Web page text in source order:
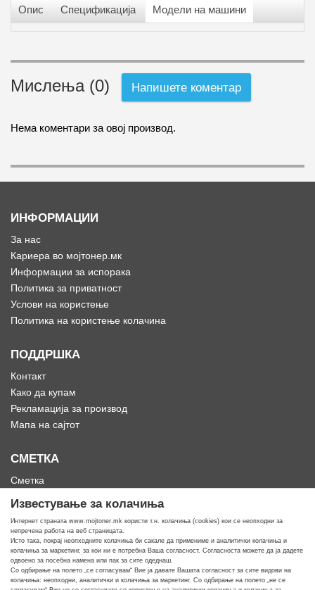
Известување за колачиња
Интернет страната www.mojtoner.mk користи т.н. колачиња (cookies) кои се неопходни за
непречена работа на веб страницата.
Исто така, покрај неопходните колачиња би сакале да примениме и аналитички колачиња и
колачиња за маркетинг, за кои ни е потребна Ваша согласност. Согласноста можете да ја дадете
одвоено за посебна намена или пак за сите одеднаш.
Со одбирање на полето „се согласувам“ Вие ја давате Вашата согласност за сите видови на
колачиња: неопходни, аналитички и колачиња за маркетинг. Со одбирање на полето „не се
Опис Спецификација Модели на машини
Мислења (0) Напишете коментар
Нема коментари за овој производ.
ИНФОРМАЦИИ
За нас
Кариера во мојтонер.мк
Информации за испорака
Политика за приватност
Услови на користење
Политика на користење колачина
ПОДДРШКА
Контакт
Како да купам
Рекламација за производ
Мапа на сајтот
СМЕТКА
Сметка
Омилени
Кога ти треба тонер